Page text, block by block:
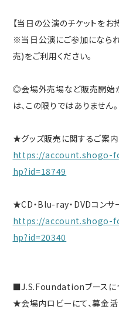
【当日の公演のチケットをお
※当日公演にご参加になら
売)をご利用ください。
◎会場外売場など販売開始
は、この限りではありません。
★グッズ販売に関するご案
https://account.shogo-
hp?id=18749
★CD・Blu-ray・DVDコン
https://account.shogo-
hp?id=20340
■J.S.Foundationブースに
★会場内ロビーにて、募金